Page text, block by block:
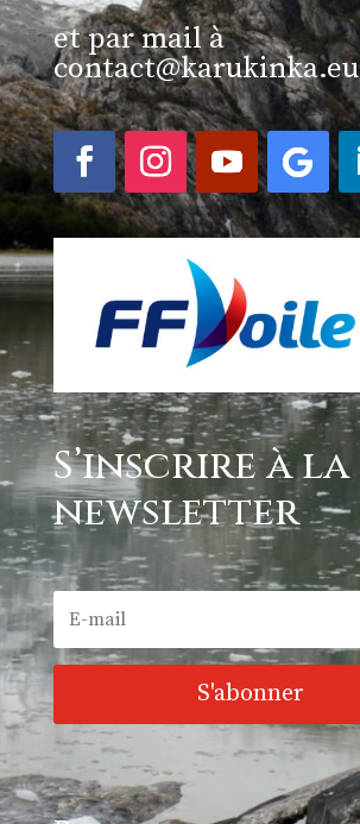
et par mail à
contact@karukinka.eu
S’inscrire à la
newsletter
S'abonner